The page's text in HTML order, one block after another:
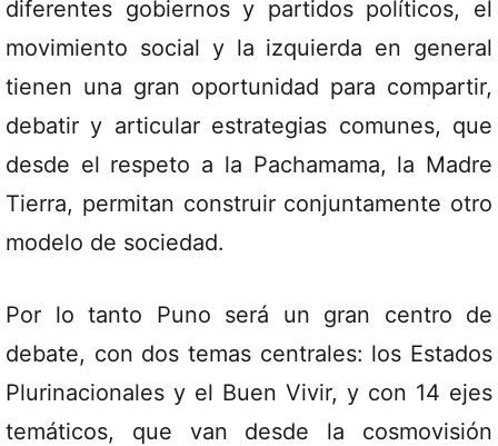
diferentes gobiernos y partidos políticos, el
movimiento social y la izquierda en general
tienen una gran oportunidad para compartir,
debatir y articular estrategias comunes, que
desde el respeto a la Pachamama, la Madre
Tierra, permitan construir conjuntamente otro
modelo de sociedad.
Por lo tanto Puno será un gran centro de
debate, con dos temas centrales: los Estados
Plurinacionales y el Buen Vivir, y con 14 ejes
temáticos, que van desde la cosmovisión